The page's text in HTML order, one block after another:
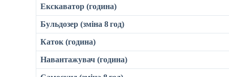
Екскаватор (година)
Бульдозер (зміна 8 год)
Каток (година)
Навантажувач (година)